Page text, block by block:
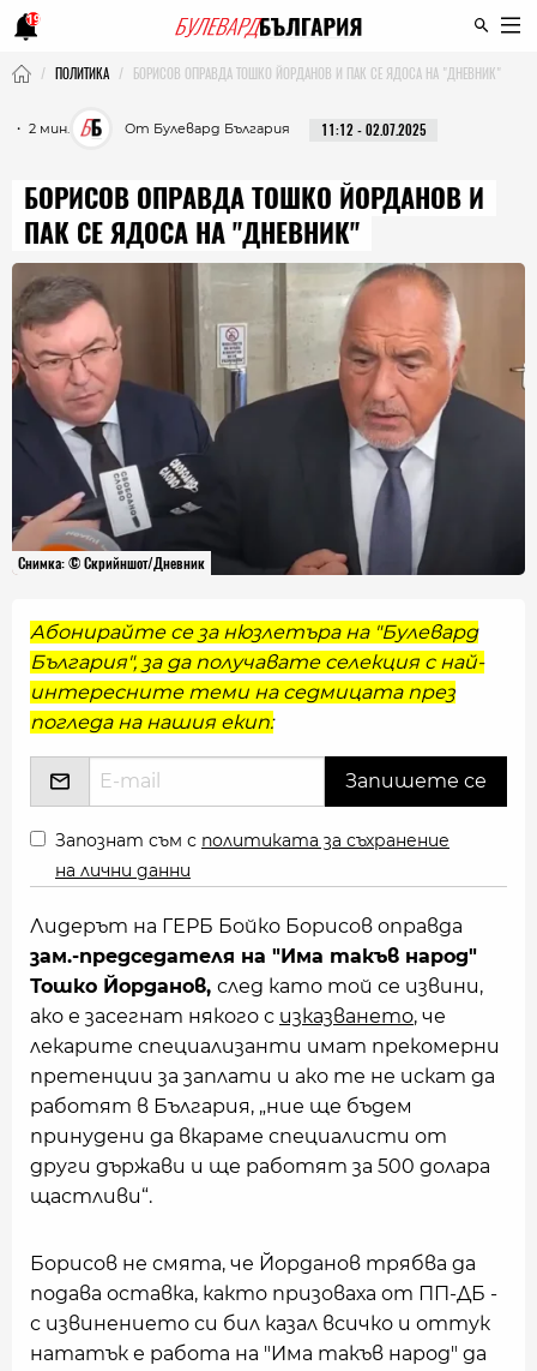
19
ПОЛИТИКА БОРИСОВ ОПРАВДА ТОШКО ЙОРДАНОВ И ПАК СЕ ЯДОСА НА "ДНЕВНИК"
・ 2 мин. От Булевард България 11:12 - 02.07.2025
БОРИСОВ ОПРАВДА ТОШКО ЙОРДАНОВ И
ПАК СЕ ЯДОСА НА "ДНЕВНИК"
Снимка: © Скрийншот/Дневник
Абонирайте се за нюзлетъра на "Булевард
България", за да получавате селекция с най-
интересните теми на седмицата през
погледа на нашия екип:
Запознат съм с политиката за съхранение
на лични данни
Лидерът на ГЕРБ Бойко Борисов оправда
зам.-председателя на "Има такъв народ"
Тошко Йорданов, след като той се извини,
ако е засегнат някого с изказването, че
лекарите специализанти имат прекомерни
претенции за заплати и ако те не искат да
работят в България, „ние ще бъдем
принудени да вкараме специалисти от
други държави и ще работят за 500 долара
щастливи“.
Борисов не смята, че Йорданов трябва да
подава оставка, както призоваха от ПП-ДБ -
с извинението си бил казал всичко и оттук
нататък е работа на "Има такъв народ" да